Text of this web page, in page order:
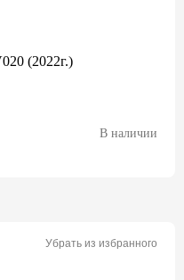
(2022г.)
В наличии
Убрать из избранного